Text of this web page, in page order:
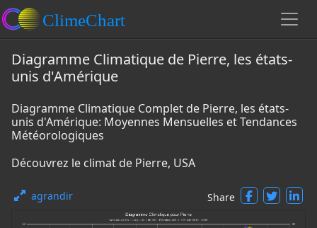
Diagramme Climatique de Pierre, les états-
unis d'Amérique
Diagramme Climatique Complet de Pierre, les états-
unis d'Amérique: Moyennes Mensuelles et Tendances
Météorologiques
Découvrez le climat de Pierre, USA
agrandir Share